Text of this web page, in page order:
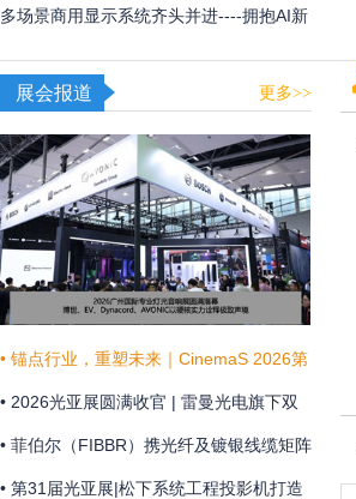
AI，在新赛道甩开竞争对手
多场景商用显示系统齐头并进----拥抱AI新
时代，不断提升商显技术和显示效果
展会报道 更多>>
• 锚点行业，重塑未来｜CinemaS 2026第
十三届上海国际电影论坛暨展览会共振启
幕
• 2026光亚展圆满收官 | 雷曼光电旗下双
企联袂演绎“光+未来”
• 菲伯尔（FIBBR）携光纤及镀银线缆矩阵
亮相 HAVE 2026 西安国际高级视听展
• 第31届光亚展|松下系统工程投影机打造